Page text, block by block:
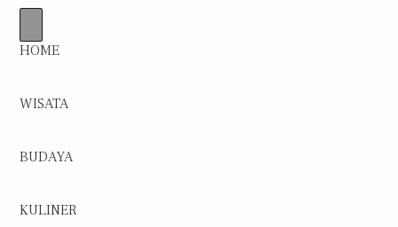
HOME
WISATA
BUDAYA
KULINER